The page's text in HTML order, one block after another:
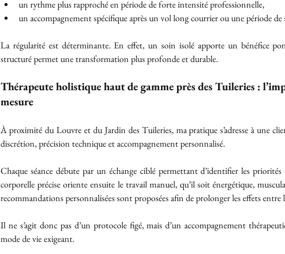
un rythme plus rapproché en période de forte intensité professionnelle,
un accompagnement spécifique après un vol long courrier ou une période de
La régularité est déterminante. En effet, un soin isolé apporte un bénéfice
structuré permet une transformation plus profonde et durable.
Thérapeute holistique haut de gamme près des Tuileries :
mesure
À proximité du Louvre et du Jardin des Tuileries, ma pratique s’adresse à une
discrétion, précision technique et accompagnement personnalisé.
Chaque séance débute par un échange ciblé permettant d’identifier les
corporelle précise oriente ensuite le travail manuel, qu’il soit énergétique,
recommandations personnalisées sont proposées afin de prolonger les effets entre
Il ne s’agit donc pas d’un protocole figé, mais d’un accompagnement
mode de vie exigeant.